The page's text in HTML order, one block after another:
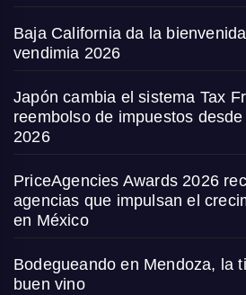
Baja California da la
vendimia 2026
Japón cambia el sistema Tax
reembolso de impuestos
2026
PriceAgencies Awards 2026
agencias que impulsan el
en México
Bodegueando en Mendoza, la
buen vino